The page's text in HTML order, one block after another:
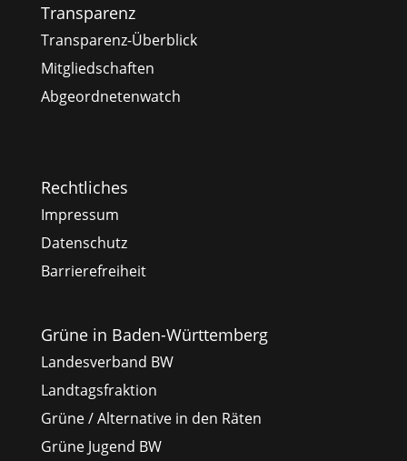
Transparenz
Transparenz-Überblick
Mitgliedschaften
Abgeordnetenwatch
Rechtliches
Impressum
Datenschutz
Barrierefreiheit
Grüne in Baden-Württemberg
Landesverband BW
Landtagsfraktion
Grüne / Alternative in den Räten
Grüne Jugend BW